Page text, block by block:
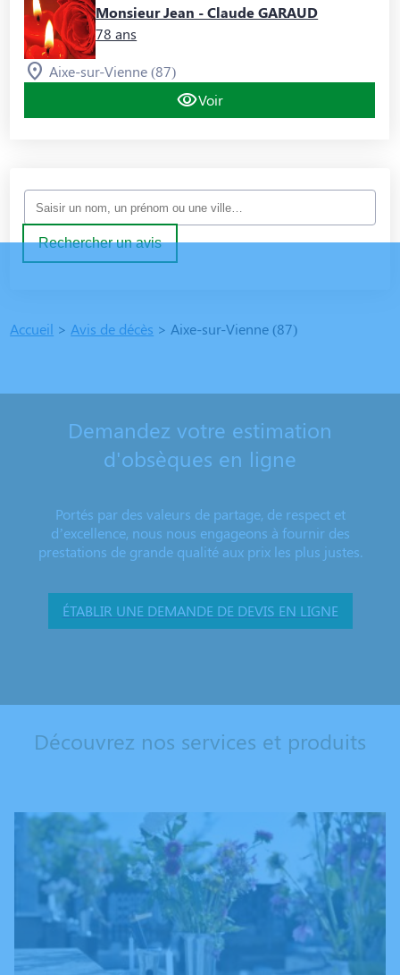
Monsieur Jean - Claude GARAUD
78 ans
Aixe-sur-Vienne (87)
Voir
Rechercher un avis
Accueil > Avis de décès > Aixe-sur-Vienne (87)
Demandez votre estimation
d'obsèques en ligne
Portés par des valeurs de partage, de respect et
d’excellence, nous nous engageons à fournir des
prestations de grande qualité aux prix les plus justes.
ÉTABLIR UNE DEMANDE DE DEVIS EN LIGNE
Découvrez nos services et produits